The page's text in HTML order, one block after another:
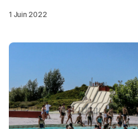
1 Juin 2022